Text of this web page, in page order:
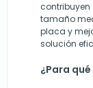
tamaño
placa y
solución
¿Para